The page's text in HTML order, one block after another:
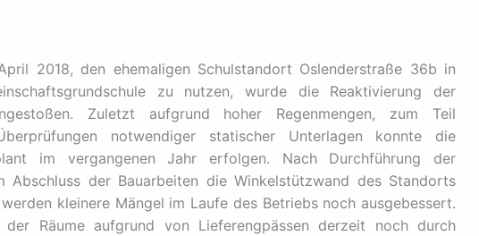
2018, den ehemaligen Schulstandort Oslenderstraße 36b in
zu nutzen, wurde die Reaktivierung der
Zuletzt aufgrund hoher Regenmengen, zum Teil
notwendiger statischer Unterlagen konnte die
im vergangenen Jahr erfolgen. Nach Durchführung der
Abschluss der Bauarbeiten die Winkelstützwand des Standorts
kleinere Mängel im Laufe des Betriebs noch ausgebessert.
Räume aufgrund von Lieferengpässen derzeit noch durch